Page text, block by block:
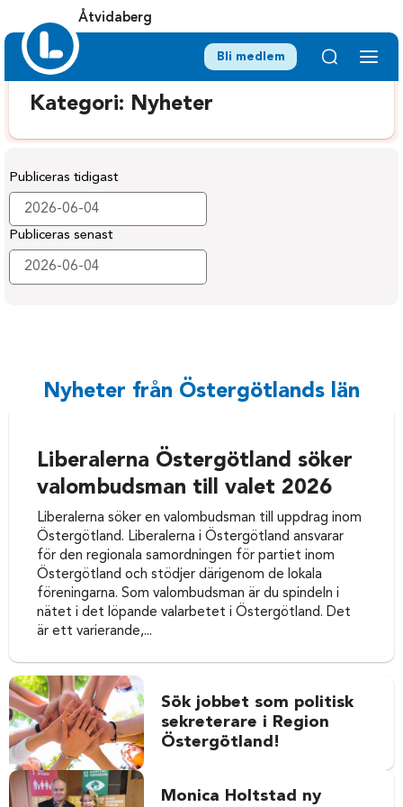
Åtvidaberg
Bli medlem
Kategori: Nyheter
Publiceras tidigast
Publiceras senast
Nyheter från Östergötlands län
Liberalerna Östergötland söker
valombudsman till valet 2026
Liberalerna söker en valombudsman till uppdrag inom
Östergötland. Liberalerna i Östergötland ansvarar
för den regionala samordningen för partiet inom
Östergötland och stödjer därigenom de lokala
föreningarna. Som valombudsman är du spindeln i
nätet i det löpande valarbetet i Östergötland. Det
är ett varierande,...
Sök jobbet som politisk
sekreterare i Region
Östergötland!
Monica Holtstad ny